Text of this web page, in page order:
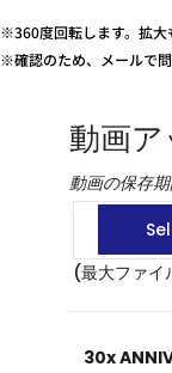
※360度回転します。拡大
※確認のため、メールで
動画
動画の保存
(最大ファ
30x